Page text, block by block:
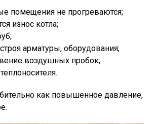
помещения не прогреваются;
износ котла;
арматуры, оборудования;
воздушных пробок;
как повышенное давление,